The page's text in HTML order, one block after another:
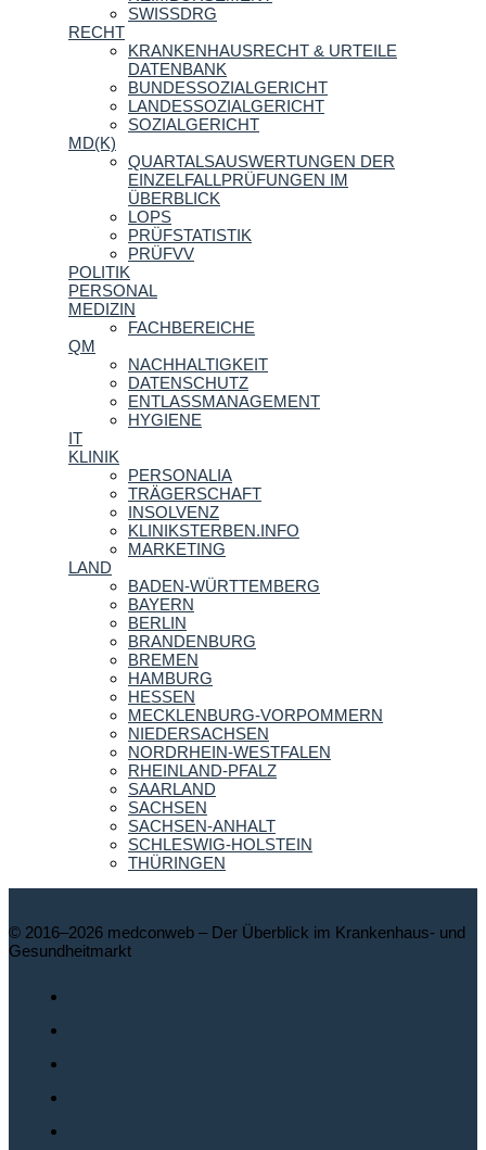
SWISSDRG
RECHT
KRANKENHAUSRECHT & URTEILE
DATENBANK
BUNDESSOZIALGERICHT
LANDESSOZIALGERICHT
SOZIALGERICHT
MD(K)
QUARTALSAUSWERTUNGEN DER
EINZELFALLPRÜFUNGEN IM
ÜBERBLICK
LOPS
PRÜFSTATISTIK
PRÜFVV
POLITIK
PERSONAL
MEDIZIN
FACHBEREICHE
QM
NACHHALTIGKEIT
DATENSCHUTZ
ENTLASSMANAGEMENT
HYGIENE
IT
KLINIK
PERSONALIA
TRÄGERSCHAFT
INSOLVENZ
KLINIKSTERBEN.INFO
MARKETING
LAND
BADEN-WÜRTTEMBERG
BAYERN
BERLIN
BRANDENBURG
BREMEN
HAMBURG
HESSEN
MECKLENBURG-VORPOMMERN
NIEDERSACHSEN
NORDRHEIN-WESTFALEN
RHEINLAND-PFALZ
SAARLAND
SACHSEN
SACHSEN-ANHALT
SCHLESWIG-HOLSTEIN
THÜRINGEN
© 2016–2026 medconweb – Der Überblick im Krankenhaus- und
Gesundheitmarkt